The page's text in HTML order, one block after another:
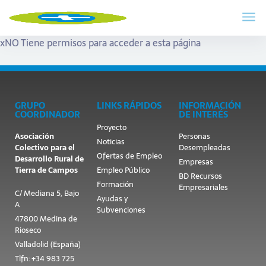
xNO Tiene permisos para acceder a esta página
GRUPO
COORDINADOR
Asociación
Colectivo para el
Desarrollo Rural de
Tierra de Campos
C/ Mediana 5, Bajo
A
47800 Medina de
Rioseco
Valladolid (España)
Tlfn: +34 983 725
LINKS RÁPIDOS
Proyecto
Noticias
Ofertas de Empleo
Empleo Público
Formación
Ayudas y
Subvenciones
INFORMACIÓN
DE INTERÉS
Personas
Desempleadas
Empresas
BD Recursos
Empresariales